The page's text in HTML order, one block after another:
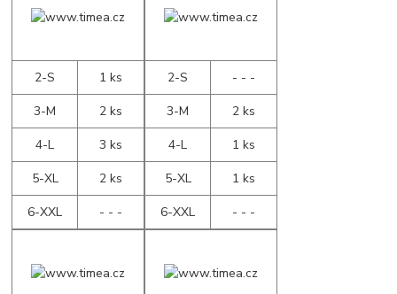
2-S
1 ks
3-M
2 ks
4-L
3 ks
5-XL
2 ks
6-XXL
- - -
2-S
- - -
3-M
2 ks
4-L
1 ks
5-XL
1 ks
6-XXL
- - -